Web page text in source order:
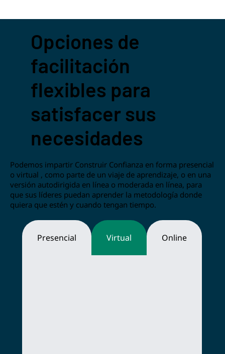
Opciones de
facilitación
flexibles para
satisfacer sus
necesidades
Podemos impartir Construir Confianza en forma presencial
o virtual , como parte de un viaje de aprendizaje, o en una
versión autodirigida en línea o moderada en línea, para
que sus líderes puedan aprender la metodología donde
quiera que estén y cuando tengan tiempo.
Presencial Virtual Online